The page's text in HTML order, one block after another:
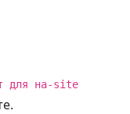
для на-site